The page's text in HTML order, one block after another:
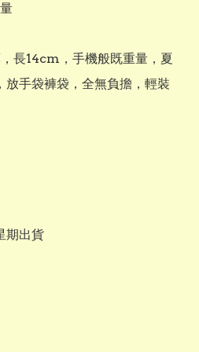
長14cm，手機般既重量，夏
手袋褲袋，全無負擔，輕裝
期出貨